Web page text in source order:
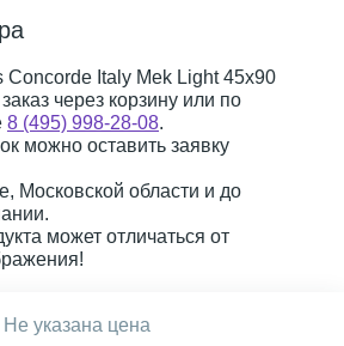
Concorde Italy Mek Light 45x90
через корзину или по
8 (495) 998-28-08.
можно оставить заявку
Московской области и до
может отличаться от
Не указана цена